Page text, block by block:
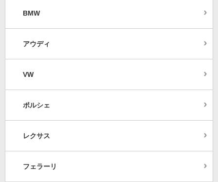
BMW
アウディ
VW
ポルシェ
レクサス
フェラーリ